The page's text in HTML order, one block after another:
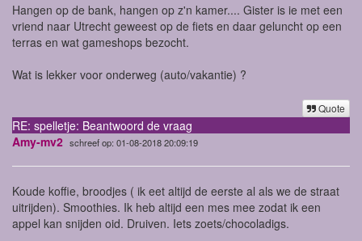
Hangen op de bank, hangen op z'n kamer.... Gister is ie met een
vriend naar Utrecht geweest op de fiets en daar geluncht op een
terras en wat gameshops bezocht.
Wat is lekker voor onderweg (auto/vakantie) ?
Quote
RE: spelletje: Beantwoord de vraag
Amy-mv2 schreef op: 01-08-2018 20:09:19
Koude koffie, broodjes ( ik eet altijd de eerste al als we de straat
uitrijden). Smoothies. Ik heb altijd een mes mee zodat ik een
appel kan snijden oid. Druiven. Iets zoets/chocoladigs.